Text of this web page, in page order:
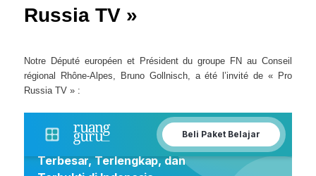
Russia TV »
Notre Député européen et Président du groupe FN au Conseil
régional Rhône-Alpes, Bruno Gollnisch, a été l’invité de « Pro
Russia TV » :